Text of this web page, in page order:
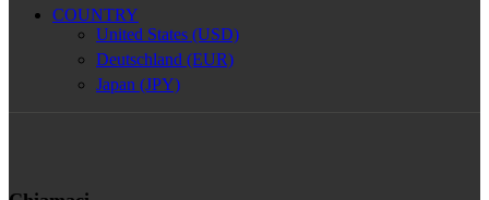
COUNTRY
United States (USD)
Deutschland (EUR)
Japan (JPY)